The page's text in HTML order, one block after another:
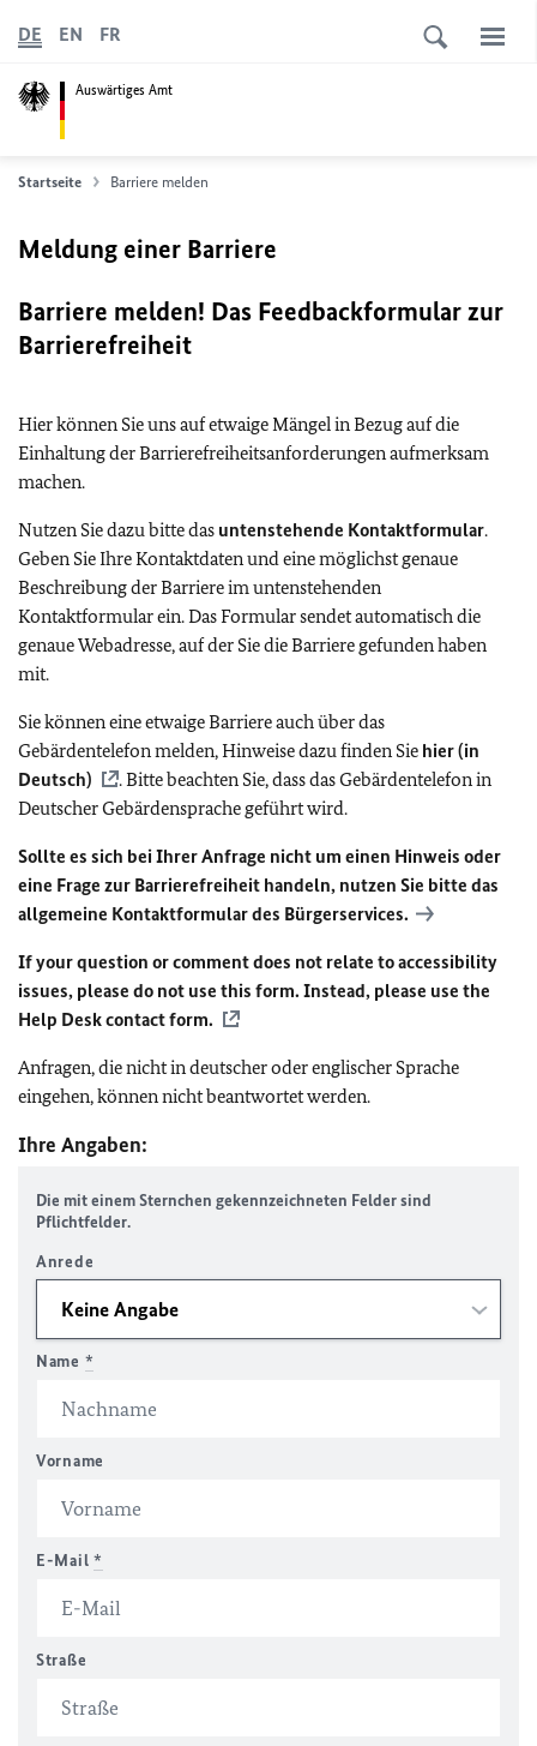
Auswärtiges Amt
DE EN FR
Startseite Barriere melden
Meldung einer Barriere
Barriere melden! Das Feedbackformular zur
Barrierefreiheit
Hier können Sie uns auf etwaige Mängel in Bezug auf die
Einhaltung der Barrierefreiheitsanforderungen aufmerksam
machen.
Nutzen Sie dazu bitte das untenstehende Kontaktformular.
Geben Sie Ihre Kontaktdaten und eine möglichst genaue
Beschreibung der Barriere im untenstehenden
Kontaktformular ein. Das Formular sendet automatisch die
genaue Webadresse, auf der Sie die Barriere gefunden haben
mit.
Sie können eine etwaige Barriere auch über das
Gebärdentelefon melden, Hinweise dazu finden Sie hier (in
Deutsch)
. Bitte beachten Sie, dass das Gebärdentelefon in
Deutscher Gebärdensprache geführt wird.
Sollte es sich bei Ihrer Anfrage nicht um einen Hinweis oder
eine Frage zur Barrierefreiheit handeln, nutzen Sie bitte das
allgemeine Kontaktformular des Bürgerservices.
If your question or comment does not relate to accessibility
issues, please do not use this form. Instead, please use the
Help Desk contact form.
Anfragen, die nicht in deutscher oder englischer Sprache
eingehen, können nicht beantwortet werden.
Ihre Angaben:
Die mit einem Sternchen gekennzeichneten Felder sind
Pflichtfelder.
Anrede
Name *
Vorname
E-Mail *
Straße